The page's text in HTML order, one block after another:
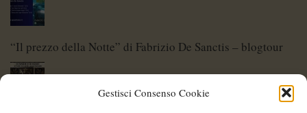
Gestisci Consenso Cookie
“Il prezzo della Notte” di Fabrizio De Sanctis – blogtour